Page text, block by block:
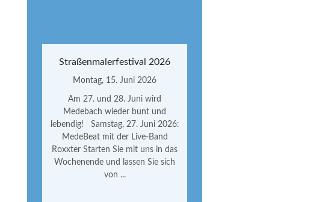
Straßenmalerfestival 2026
Montag, 15. Juni 2026
Am 27. und 28. Juni wird
Medebach wieder bunt und
lebendig! Samstag, 27. Juni 2026:
MedeBeat mit der Live-Band
Roxxter Starten Sie mit uns in das
Wochenende und lassen Sie sich
von ...